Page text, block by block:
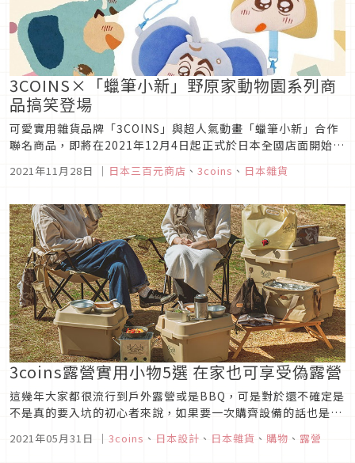
3COINS×「蠟筆小新」野原家動物園系列商
品搞笑登場
可愛實用雜貨品牌「3COINS」與超人氣動畫「蠟筆小新」合作
聯名商品，即將在2021年12月4日起正式於日本全國店面開始販
枕、馬克杯、盤子等日用商品上，全都在呼喚著大家把它們帶回
2021年11月28日 ｜ 日本三百元商店 、 3coins 、 日本雜貨
3coins露營實用小物5選 在家也可享受偽露營
這幾年大家都很流行到戶外露營或是BBQ，可是對於還不確定是
不是真的要入坑的初心者來說，如果要一次購齊設備的話也是一
覺，可以參考看看3coins推出的露營實用小物，只要經濟實惠
2021年05月31日 ｜ 3coins 、 日本設計 、 日本雜貨 、 購物 、 露營